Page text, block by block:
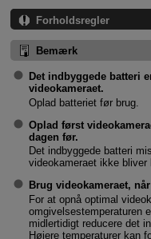
Forholdsregler
Bemærk
Det indbyggede batteri
videokameraet.
Oplad batteriet før brug.
Oplad først
dagen før.
Det indbyggede batteri
videokameraet ikke bliver
Brug videokameraet,
For at opnå optimal
omgivelsestemperaturen
midlertidigt reducere det
Højere temperaturer kan